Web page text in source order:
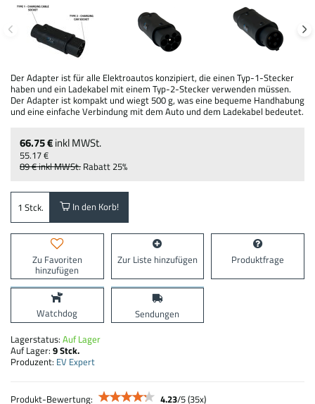
Der Adapter ist für alle Elektroautos konzipiert, die einen Typ-1-Stecker
haben und ein Ladekabel mit einem Typ-2-Stecker verwenden müssen.
Der Adapter ist kompakt und wiegt 500 g, was eine bequeme Handhabung
und eine einfache Verbindung mit dem Auto und dem Ladekabel bedeutet.
66.75 €inkl MWSt.
55.17 €
89 €inkl MWSt. Rabatt 25%
Stck. In den Korb!
Zu Favoriten
hinzufügen
Zur Liste hinzufügen Produktfrage
Watchdog
Sendungen
Lagerstatus: Auf Lager
Auf Lager: 9Stck.
Produzent: EV Expert
Produkt-Bewertung: 4.23/5(35x)